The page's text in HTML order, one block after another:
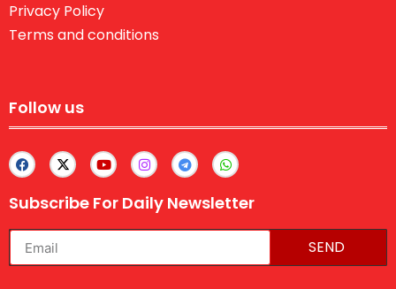
Privacy Policy
Terms and conditions
Follow us
Subscribe For Daily Newsletter
SEND